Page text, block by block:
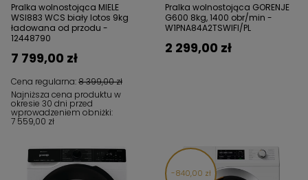
Pralka wolnostojąca MIELE
WSI883 WCS biały lotos 9kg
ładowana od przodu -
12448790
Cena regularna:8 399,00 zł
7 799,00 zł
Najniższa cena produktu w
okresie 30 dni przed
wprowadzeniem obniżki:
7 559,00 zł
Pralka wolnostojąca GORENJE
G600 8kg, 1400 obr/min -
W1PNA84A2TSWIFI/PL
2 299,00 zł
840,00 zł